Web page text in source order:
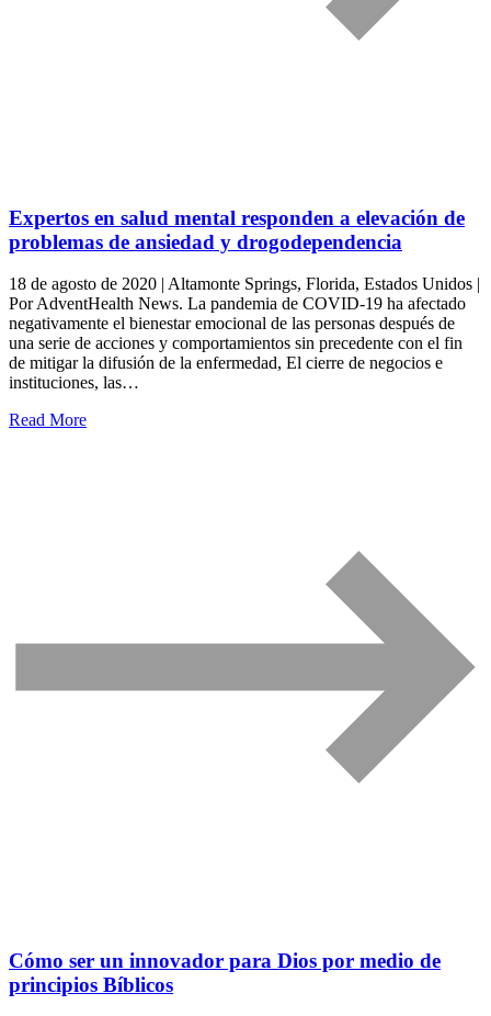
Expertos en salud mental responden a elevación de
problemas de ansiedad y drogodependencia
18 de agosto de 2020 | Altamonte Springs, Florida, Estados Unidos |
Por AdventHealth News. La pandemia de COVID-19 ha afectado
negativamente el bienestar emocional de las personas después de
una serie de acciones y comportamientos sin precedente con el fin
de mitigar la difusión de la enfermedad, El cierre de negocios e
instituciones, las…
Read More
Cómo ser un innovador para Dios por medio de
principios Bíblicos